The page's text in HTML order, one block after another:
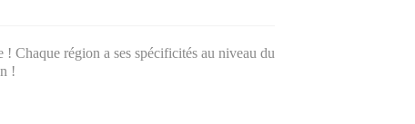
Chaque région a ses spécificités au niveau du
!